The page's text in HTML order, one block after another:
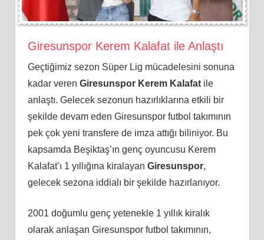
Giresunspor Kerem Kalafat ile Anlaştı
Geçtiğimiz sezon Süper Lig mücadelesini sonuna
kadar veren Giresunspor Kerem Kalafat ile
anlaştı. Gelecek sezonun hazırlıklarına etkili bir
şekilde devam eden Giresunspor futbol takımının
pek çok yeni transfere de imza attığı biliniyor. Bu
kapsamda Beşiktaş’ın genç oyuncusu Kerem
Kalafat’ı 1 yıllığına kiralayan Giresunspor,
gelecek sezona iddialı bir şekilde hazırlanıyor.
2001 doğumlu genç yetenekle 1 yıllık kiralık
olarak anlaşan Giresunspor futbol takımının,